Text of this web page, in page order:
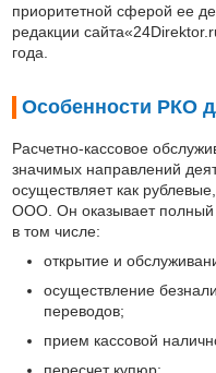
приоритетной сферой ее
редакции
года.
Особенности РКО
Расчетно-кассовое
значимых направлений
осуществляет как
ООО. Он оказывает полный
в том числе:
открытие и
осуществление
переводов;
прием кассовой